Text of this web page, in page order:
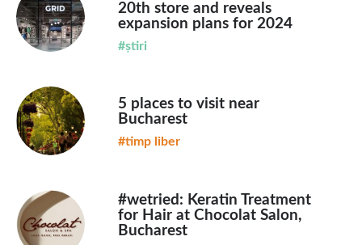
20th store and reveals
expansion plans for 2024
#știri
5 places to visit near
Bucharest
#timp liber
#wetried: Keratin Treatment
for Hair at Chocolat Salon,
Bucharest